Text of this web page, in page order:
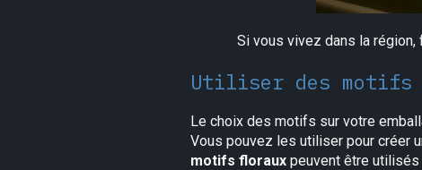
Si vous vivez dans la région,
Utiliser des motifs
Le choix des motifs sur votre
Vous pouvez les utiliser pour créer
motifs floraux peuvent être